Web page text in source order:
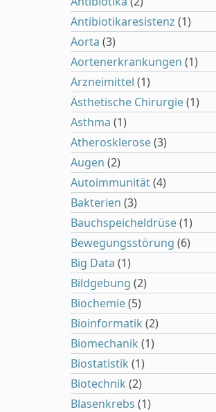
Antibiotikaresistenz (1)
Aorta (3)
Aortenerkrankungen (1)
Arzneimittel (1)
Ästhetische Chirurgie(1)
Asthma (1)
Atherosklerose(3)
Augen (2)
Autoimmunität(4)
Bakterien (3)
Bauchspeicheldrüse(1)
Bewegungsstörung (6)
Big Data (1)
Bildgebung (2)
Biochemie(5)
Bioinformatik (2)
Biomechanik (1)
Biostatistik (1)
Biotechnik (2)
Blasenkrebs (1)